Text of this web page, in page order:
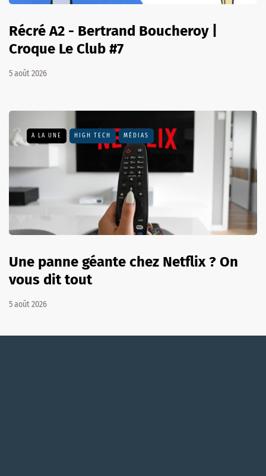
Récré A2 - Bertrand Boucheroy |
Croque Le Club #7
5 août 2026
A LA UNE HIGH TECH MÉDIAS
Une panne géante chez Netflix ? On
vous dit tout
5 août 2026